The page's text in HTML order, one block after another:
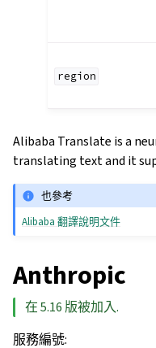
region
Alibaba Translate is a
translating text and it
也參考
Alibaba 翻譯說明文件
Anthropic
在 5.16 版被加入.
服務編號: